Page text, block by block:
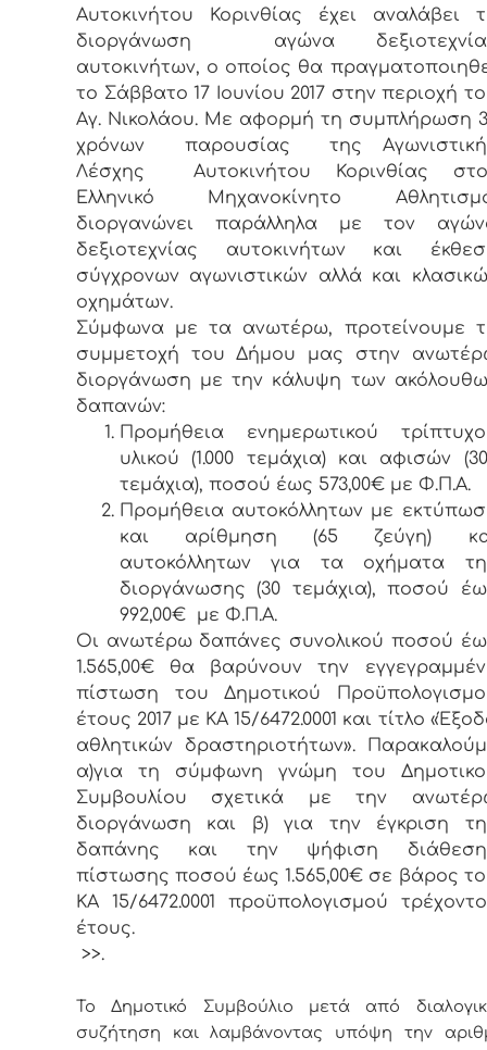
Αυτοκινήτου Κορινθίας έχει αναλάβει
διοργάνωση αγώνα
αυτοκινήτων, ο οποίος θα
το Σάββατο 17 Ιουνίου 2017 στην περιοχή
Αγ. Νικολάου. Με αφορμή τη συμπλήρωση
χρόνων παρουσίας της
Λέσχης Αυτοκινήτου Κορινθίας
Ελληνικό Μηχανοκίνητο
διοργανώνει παράλληλα με τον
δεξιοτεχνίας αυτοκινήτων και
σύγχρονων αγωνιστικών αλλά και
οχημάτων.
Σύμφωνα με τα ανωτέρω, προτείνουμε
συμμετοχή του Δήμου μας στην
διοργάνωση με την κάλυψη των
δαπανών:
Προμήθεια ενημερωτικού
υλικού (1.000 τεμάχια) και αφισών
τεμάχια), ποσού έως 573,00€ με Φ.Π.Α.
Προμήθεια αυτοκόλλητων με
και αρίθμηση (65 ζεύγη)
αυτοκόλλητων για τα οχήματα
διοργάνωσης (30 τεμάχια), ποσού
992,00€ με Φ.Π.Α.
Οι ανωτέρω δαπάνες συνολικού ποσού
1.565,00€ θα βαρύνουν την
πίστωση του Δημοτικού
έτους 2017 με ΚΑ 15/6472.0001 και τίτλο
αθλητικών δραστηριοτήτων».
α)για τη σύμφωνη γνώμη του
Συμβουλίου σχετικά με την
διοργάνωση και β) για την έγκριση
δαπάνης και την ψήφιση
πίστωσης ποσού έως 1.565,00€ σε βάρος
ΚΑ 15/6472.0001 προϋπολογισμού
έτους.
>>.
Το Δημοτικό Συμβούλιο μετά από
συζήτηση και λαμβάνοντας υπόψη την